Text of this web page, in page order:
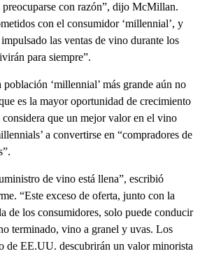
con razón”, dijo McMillan.
con el consumidor ‘millennial’, y
las ventas de vino durante los
para siempre”.
‘millennial’ más grande aún no
es la mayor oportunidad de crecimiento
considera que un mejor valor en el vino
a convertirse en “compradores de
de vino está llena”, escribió
“Este exceso de oferta, junto con la
de los consumidores, solo puede conducir
terminado, vino a granel y uvas. Los
de EE.UU. descubrirán un valor minorista